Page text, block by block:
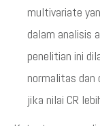
multivariate
dalam analisis
penelitian ini
normalitas dan
jika nilai CR